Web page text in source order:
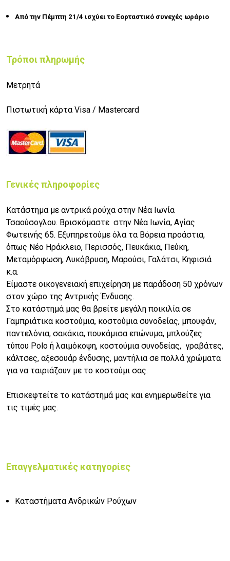
Από την Πέμπτη 21/4 ισχύει το Εορταστικό συνεχές ωράριο
Τρόποι πληρωμής
Μετρητά
Πιστωτική κάρτα Visa / Mastercard
Γενικές πληροφορίες
Κατάστημα με αντρικά ρούχα στην Νέα Ιωνία
Τσαούσογλου. Βρισκόμαστε στην Νέα Ιωνία, Αγίας
Φωτεινής 65. Εξυπηρετούμε όλα τα Βόρεια προάστια,
όπως Νέο Ηράκλειο, Περισσός, Πευκάκια, Πεύκη,
Μεταμόρφωση, Λυκόβρυση, Μαρούσι, Γαλάτσι, Κηφισιά
κ.α.
Είμαστε οικογενειακή επιχείρηση με παράδοση 50 χρόνων
στον χώρο της Αντρικής Ένδυσης.
Στο κατάστημά μας θα βρείτε μεγάλη ποικιλία σε
Γαμπριάτικα κοστούμια, κοστούμια συνοδείας, μπουφάν,
παντελόνια, σακάκια, πουκάμισα επώνυμα, μπλούζες
τύπου Polo ή λαιμόκοψη, κοστούμια συνοδείας, γραβάτες,
κάλτσες, αξεσουάρ ένδυσης, μαντήλια σε πολλά χρώματα
για να ταιριάζουν με το κοστούμι σας.
Επισκεφτείτε το κατάστημά μας και ενημερωθείτε για
τις τιμές μας.
Επαγγελματικές κατηγορίες
Καταστήματα Ανδρικών Ρούχων